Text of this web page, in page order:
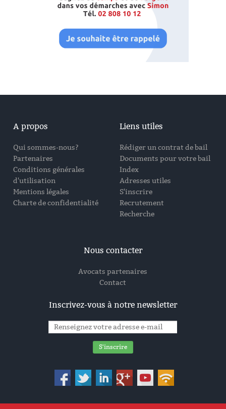
A propos
Qui sommes-nous?
Partenaires
Conditions générales
d'utilisation
Mentions légales
Charte de confidentialité
Liens utiles
Rédiger un contrat de bail
Documents pour votre bail
Index
Adresses utiles
S'inscrire
Recrutement
Recherche
Nous contacter
Avocats partenaires
Contact
Inscrivez-vous à notre newsletter